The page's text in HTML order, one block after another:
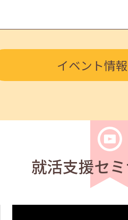
コントロールする方法 13:30～
求職者
コツ 11:00～11:40
イベント情
就活支援セ